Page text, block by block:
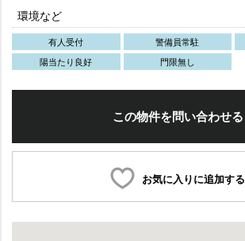
環境など
有人受付 警備員常駐
陽当たり良好 門限無し
この物件を問い合わせる
お気に入りに追加する